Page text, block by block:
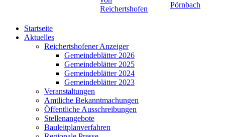
Startseite
Aktuelles
Reichertshofener Anzeiger
Gemeindeblätter 2026
Gemeindeblätter 2025
Gemeindeblätter 2024
Gemeindeblätter 2023
Veranstaltungen
Amtliche Bekanntmachungen
Öffentliche Ausschreibungen
Stellenangebote
Bauleitplanverfahren